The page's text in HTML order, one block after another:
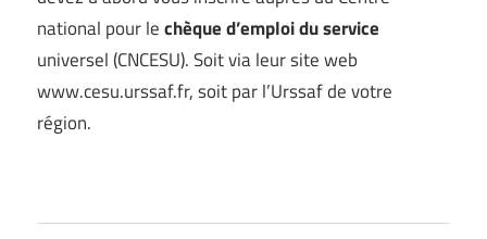
national pour lechèque d’emploi du service
universel (CNCESU). Soit via leur site web
www.cesu.urssaf.fr, soit par l’Urssaf de votre
région.